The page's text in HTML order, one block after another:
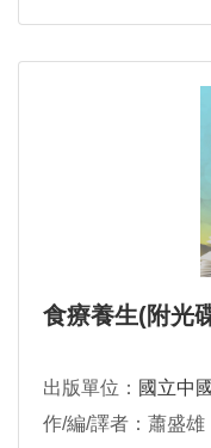
食療養生(附光
出版單位： 國立中
作/編/譯者：蕭盛